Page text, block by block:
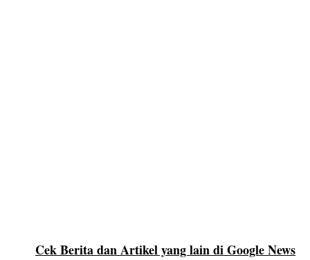
Cek Berita dan Artikel yang lain di Google News